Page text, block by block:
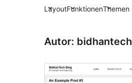
LayoutFunktionenThemen
Autor: bidhantech